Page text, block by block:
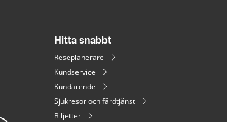
Hitta snabbt
Reseplanerare
Kundservice
Kundärende
Sjukresor och färdtjänst
Biljetter